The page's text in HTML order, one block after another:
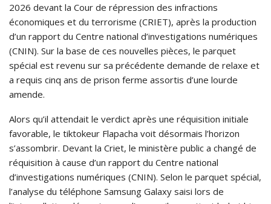
2026 devant la Cour de répression des infractions
économiques et du terrorisme (CRIET), après la production
d’un rapport du Centre national d’investigations numériques
(CNIN). Sur la base de ces nouvelles pièces, le parquet
spécial est revenu sur sa précédente demande de relaxe et
a requis cinq ans de prison ferme assortis d’une lourde
amende.
Alors qu’il attendait le verdict après une réquisition initiale
favorable, le tiktokeur Flapacha voit désormais l’horizon
s’assombrir. Devant la Criet, le ministère public a changé de
réquisition à cause d’un rapport du Centre national
d’investigations numériques (CNIN). Selon le parquet spécial,
l’analyse du téléphone Samsung Galaxy saisi lors de